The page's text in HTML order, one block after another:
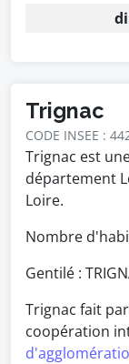
Trignac
CODE INSEE :
Trignac est
département
Loire.
Nombre
Gentilé :
Trignac fait
coopération